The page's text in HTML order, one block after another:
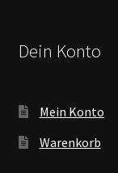
Dein Konto
Mein Konto
Warenkorb